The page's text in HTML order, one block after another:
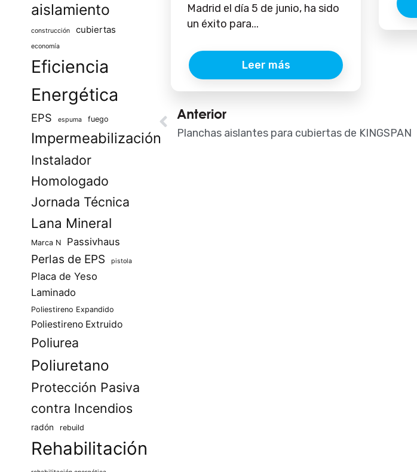
aislamiento
construcción cubiertas
economía
Eficiencia
Energética
EPS espuma fuego
Impermeabilización
Instalador
Homologado
Jornada Técnica
Lana Mineral
Marca N Passivhaus
Perlas de EPS pistola
Placa de Yeso
Laminado
Poliestireno Expandido
Poliestireno Extruido
Poliurea
Poliuretano
Protección Pasiva
contra Incendios
radón rebuild
Rehabilitación
Madrid el día 5 de junio, ha sido
un éxito para...
Leer más
Ant
Anterior
Planchas aislantes para cubiertas de KINGSPAN